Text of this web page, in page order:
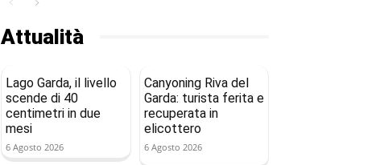
Attualità
Lago Garda, il livello
scende di 40
centimetri in due
mesi
6 Agosto 2026
Canyoning Riva del
Garda: turista ferita e
recuperata in
elicottero
6 Agosto 2026